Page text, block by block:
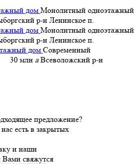
Монолитный одноэтажный
р-н Ленинское п.
Монолитный одноэтажный
р-н Ленинское п.
Современный
30 млн a Всеволожский р-н
предложение?
есть в закрытых
и наши
свяжутся